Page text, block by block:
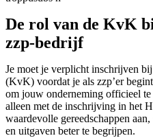
De rol van de KvK
zzp-bedrijf
Je moet je verplicht inschrijven
(KvK) voordat je als zzp’er
om jouw onderneming officieel
alleen met de inschrijving in het
waardevolle gereedschappen
en uitgaven beter te begrijpen.